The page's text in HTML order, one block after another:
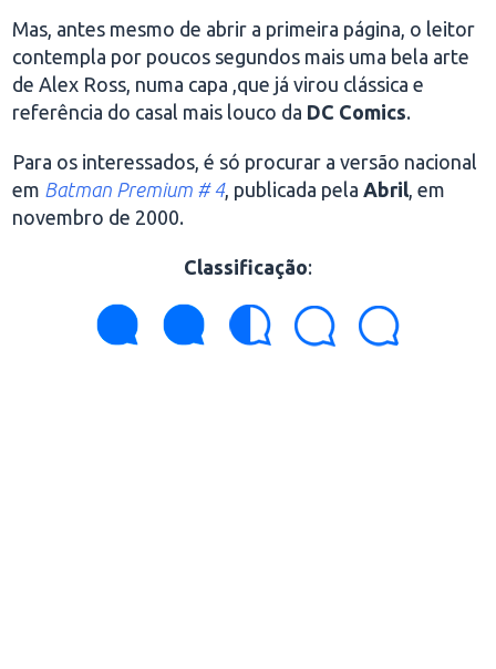
Mas, antes mesmo de abrir a primeira página, o leitor
contempla por poucos segundos mais uma bela arte
de Alex Ross, numa capa ,que já virou clássica e
referência do casal mais louco da DC Comics.
Para os interessados, é só procurar a versão nacional
em Batman Premium # 4, publicada pelaAbril, em
novembro de 2000.
Classificação: